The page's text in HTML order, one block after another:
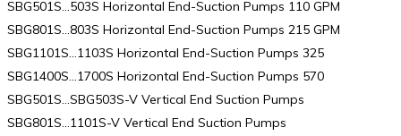
SBG501S…503S Horizontal End-Suction Pumps 110 GPM
SBG801S…803S Horizontal End-Suction Pumps 215 GPM
SBG1101S…1103S Horizontal End-Suction Pumps 325
SBG1400S…1700S Horizontal End-Suction Pumps 570
SBG501S…SBG503S-V Vertical End Suction Pumps
SBG801S…1101S-V Vertical End Suction Pumps